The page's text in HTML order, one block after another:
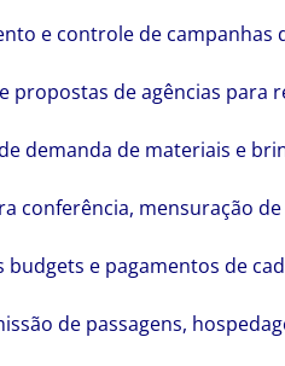
e controle de
propostas de agências para
demanda de materiais e
conferência, mensuração
e pagamentos de
de passagens,